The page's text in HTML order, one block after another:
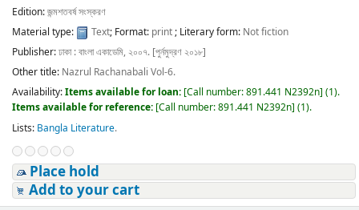
Edition:জন্মশতবর্ষ সংস্করণ
Material type:
Text; Format: print; Literary form: Not fiction
Publisher:ঢাকা : বাংলা একাডেমি, ২০০৭. [পুর্নমুদ্রণ ২০১৮]
Other title: Nazrul Rachanabali Vol-6.
Availability:Items available for loan: [Call number:891.441 N2392n] (1).
Items available for reference: [Call number:891.441 N2392n] (1).
Lists: Bangla Literature.
Place hold
Add to your cart